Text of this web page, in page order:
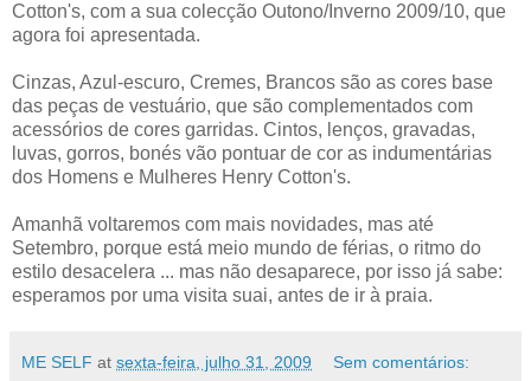
Cotton's, com a sua colecção Outono/Inverno 2009/10, que
agora foi apresentada.
Cinzas, Azul-escuro, Cremes, Brancos são as cores base
das peças de vestuário, que são complementados com
acessórios de cores garridas. Cintos, lenços, gravadas,
luvas, gorros, bonés vão pontuar de cor as indumentárias
dos Homens e Mulheres Henry Cotton's.
Amanhã voltaremos com mais novidades, mas até
Setembro, porque está meio mundo de férias, o ritmo do
estilo desacelera ... mas não desaparece, por isso já sabe:
esperamos por uma visita suai, antes de ir à praia.
ME SELF at sexta-feira, julho 31, 2009 Sem comentários: